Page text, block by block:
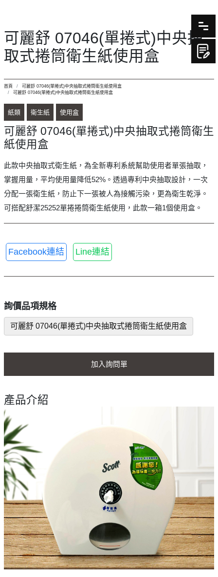
可麗舒 07046(單捲式)中央抽
取式捲筒衛生紙使用盒
首頁
可麗舒 07046(單捲式)中央抽取式捲筒衛生紙使用盒
可麗舒 07046(單捲式)中央抽取式捲筒衛生紙使用盒
紙類 衛生紙 使用盒
可麗舒 07046(單捲式)中央抽取式捲筒衛生
紙使用盒
此款中央抽取式衛生紙，為全新專利系統幫助使用者單張抽取，
掌握用量，平均使用量降低52%。透過專利中央抽取設計，一次
分配一張衛生紙，防止下一張被人為接觸污染，更為衛生乾淨。
可搭配舒潔25252單捲捲筒衛生紙使用，此款一箱1個使用盒。
Facebook連結 Line連結
詢價品項規格
可麗舒 07046(單捲式)中央抽取式捲筒衛生紙使用盒
加入詢問單
產品介紹